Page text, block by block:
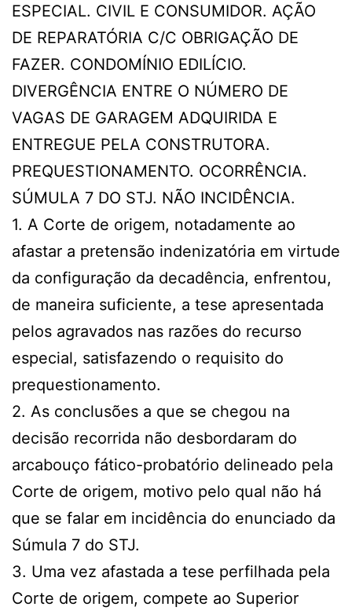
ESPECIAL. CIVIL E CONSUMIDOR. AÇÃO
DE REPARATÓRIA C/C OBRIGAÇÃO DE
FAZER. CONDOMÍNIO EDILÍCIO.
DIVERGÊNCIA ENTRE O NÚMERO DE
VAGAS DE GARAGEM ADQUIRIDA E
ENTREGUE PELA CONSTRUTORA.
PREQUESTIONAMENTO. OCORRÊNCIA.
SÚMULA 7 DO STJ. NÃO INCIDÊNCIA.
1. A Corte de origem, notadamente ao
afastar a pretensão indenizatória em virtude
da configuração da decadência, enfrentou,
de maneira suficiente, a tese apresentada
pelos agravados nas razões do recurso
especial, satisfazendo o requisito do
prequestionamento.
2. As conclusões a que se chegou na
decisão recorrida não desbordaram do
arcabouço fático-probatório delineado pela
Corte de origem, motivo pelo qual não há
que se falar em incidência do enunciado da
Súmula 7 do STJ.
3. Uma vez afastada a tese perfilhada pela
Corte de origem, compete ao Superior